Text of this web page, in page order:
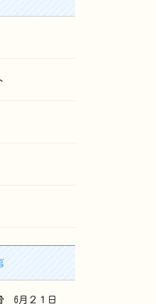
6月２１日